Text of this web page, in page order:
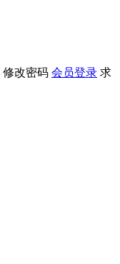
修改密码 会员登录 求